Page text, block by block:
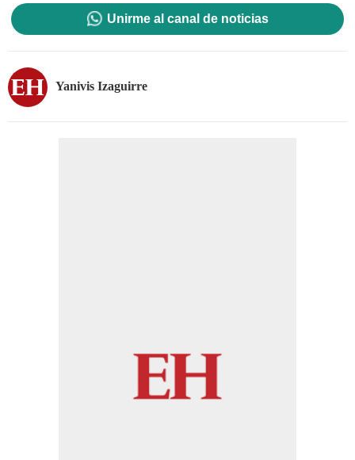
Unirme al canal de noticias
Yanivis Izaguirre